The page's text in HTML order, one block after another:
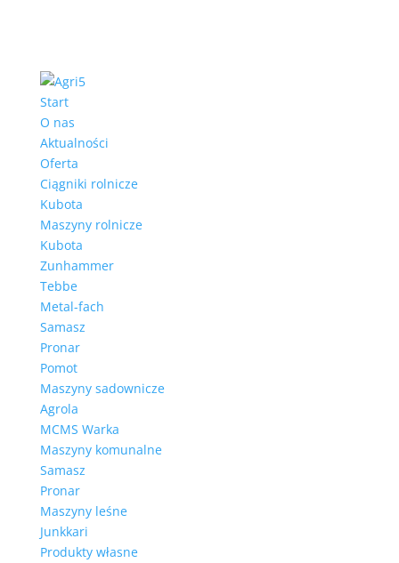
Start
O nas
Aktualności
Oferta
Ciągniki rolnicze
Kubota
Maszyny rolnicze
Kubota
Zunhammer
Tebbe
Metal-fach
Samasz
Pronar
Pomot
Maszyny sadownicze
Agrola
MCMS Warka
Maszyny komunalne
Samasz
Pronar
Maszyny leśne
Junkkari
Produkty własne